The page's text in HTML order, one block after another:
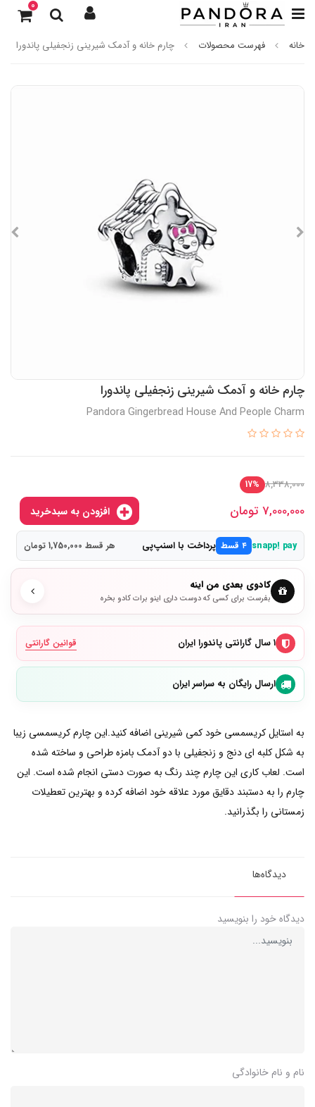
0
خانه فهرست محصولات چارم خانه و آدمک شیرینی زنجفیلی پاندورا
چارم خانه و آدمک شیرینی زنجفیلی پاندورا
Pandora Gingerbread House And People Charm
8,338,000
17%
7,000,000 تومان
snapp! pay ۴ قسط پرداخت با اسنپ‌پی هر قسط 1,750,000 تومان
کادوی بعدی من اینه
بفرست برای کسی که دوست داری اینو برات کادو بخره
۱ سال گارانتی پاندورا ایران قوانین گارانتی
ارسال رایگان به سراسر ایران
به استایل کریسمسی خود کمی شیرینی اضافه کنید.این چارم کریسمسی زیبا
به شکل کلبه ای دنج و زنجفیلی با دو آدمک بامزه طراحی و ساخته شده
است. لعاب کاری این چارم چند رنگ به صورت دستی انجام شده است. این
چارم را به دستبند دقایق مورد علاقه خود اضافه کرده و بهترین تعطیلات
زمستانی را بگذرانید.
دیدگاه‌ها
دیدگاه خود را بنویسید
نام و نام خانوادگی